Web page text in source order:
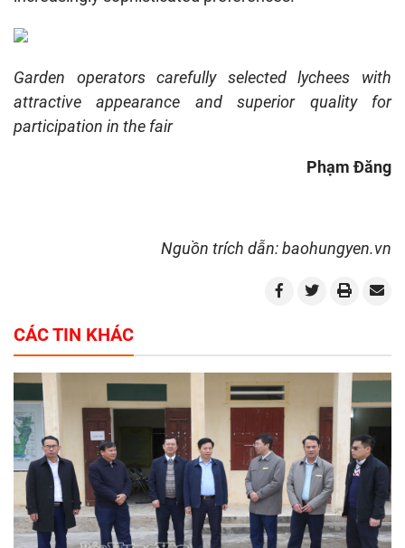
Garden operators carefully selected lychees with
attractive appearance and superior quality for
participation in the fair
Phạm Đăng
Nguồn trích dẫn: baohungyen.vn
CÁC TIN KHÁC